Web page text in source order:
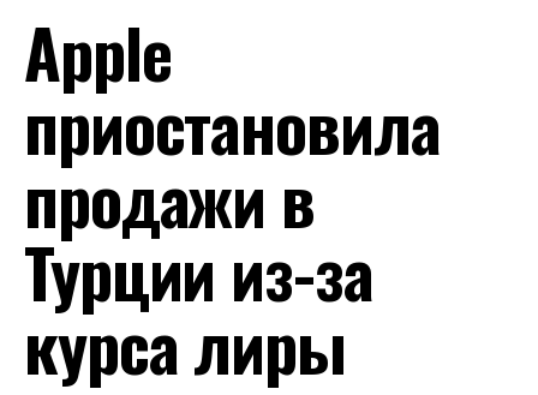
Apple
приостановила
продажи в
Турции из-за
курса лиры